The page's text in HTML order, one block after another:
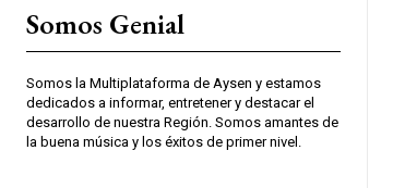
Somos Genial
Somos la Multiplataforma de Aysen y estamos
dedicados a informar, entretener y destacar el
desarrollo de nuestra Región. Somos amantes de
la buena música y los éxitos de primer nivel.